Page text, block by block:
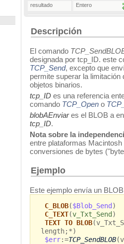
resultado
Entero
Descripción
El comando
designada por tcp_ID. este
TCP_Send, excepto que
permite superar la
objetos binarios.
tcp_ID es una referencia
comando TCP_Open o
blobAEnviares el BLOB a
tcp_ID.
Nota sobre la
entre plataformas
conversiones de bytes
Ejemplo
Este ejemplo envía un
C_BLOB($Blob_Send)
C_TEXT(v_Txt_Send)
TEXT TO BLOB
length;*)
$err:=TCP_SendBLOB